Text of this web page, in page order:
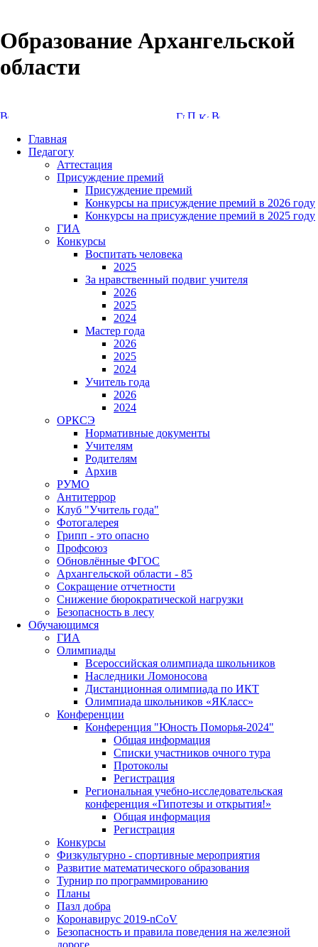
Образование Архангельской
области
Главная
Педагогу
Аттестация
Присуждение премий
Присуждение премий
Конкурсы на присуждение премий в 2026 году
Конкурсы на присуждение премий в 2025 году
ГИА
Конкурсы
Воспитать человека
2025
За нравственный подвиг учителя
2026
2025
2024
Мастер года
2026
2025
2024
Учитель года
2026
2024
ОРКСЭ
Нормативные документы
Учителям
Родителям
Архив
РУМО
Антитеррор
Клуб "Учитель года"
Фотогалерея
Грипп - это опасно
Профсоюз
Обновлённые ФГОС
Архангельской области - 85
Сокращение отчетности
Снижение бюрократической нагрузки
Безопасность в лесу
Обучающимся
ГИА
Олимпиады
Всероссийская олимпиада школьников
Наследники Ломоносова
Дистанционная олимпиада по ИКТ
Олимпиада школьников «ЯКласс»
Конференции
Конференция "Юность Поморья-2024"
Общая информация
Списки участников очного тура
Протоколы
Регистрация
Региональная учебно-исследовательская
конференция «Гипотезы и открытия!»
Общая информация
Регистрация
Конкурсы
Физкультурно - спортивные мероприятия
Развитие математического образования
Турнир по программированию
Планы
Пазл добра
Коронавирус 2019-nCoV
Безопасность и правила поведения на железной
дороге